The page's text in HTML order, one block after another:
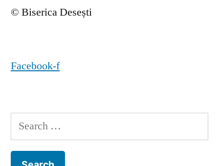
© Biserica Desești
Facebook-f
Search
for: